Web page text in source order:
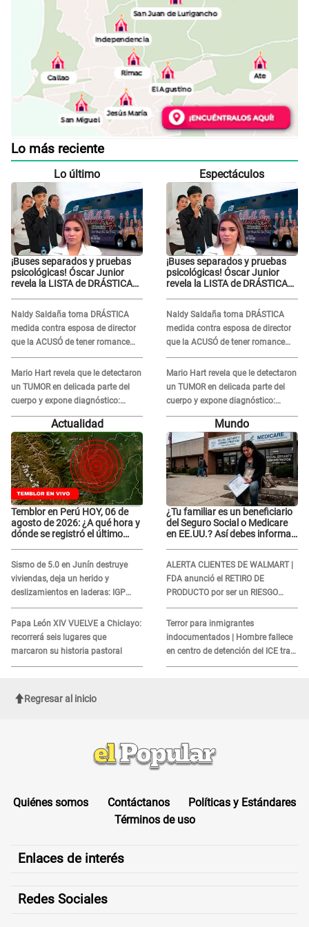
Lo más reciente
Lo último
¡Buses separados y pruebas
psicológicas! Óscar Junior
revela la LISTA de DRÁSTICAS
en 'La Bella Luz' tras caso
Naldy Saldaña
Naldy Saldaña toma DRÁSTICA
medida contra esposa de director
que la ACUSÓ de tener romance
con él: "Muy triste..."
Mario Hart revela que le detectaron
un TUMOR en delicada parte del
cuerpo y expone diagnóstico:
"Dolores muy fuertes..."
Espectáculos
¡Buses separados y pruebas
psicológicas! Óscar Junior
revela la LISTA de DRÁSTICAS
en 'La Bella Luz' tras caso
Naldy Saldaña
Naldy Saldaña toma DRÁSTICA
medida contra esposa de director
que la ACUSÓ de tener romance
con él: "Muy triste..."
Mario Hart revela que le detectaron
un TUMOR en delicada parte del
cuerpo y expone diagnóstico:
"Dolores muy fuertes..."
Actualidad
Temblor en Perú HOY, 06 de
agosto de 2026: ¿A qué hora y
dónde se registró el último
Sismo de 5.0 en Junín destruye
viviendas, deja un herido y
deslizamientos en laderas: IGP
alerta sobre posibles réplicas
Papa León XIV VUELVE a Chiclayo:
recorrerá seis lugares que
marcaron su historia pastoral
Mundo
¿Tu familiar es un beneficiario
del Seguro Social o Medicare
en EE.UU.? Así debes informar
ALERTA CLIENTES DE WALMART |
FDA anunció el RETIRO DE
PRODUCTO por ser un RIESGO
MORTAL para consumidores: ¿Cuál
es?
Terror para inmigrantes
indocumentados | Hombre fallece
en centro de detención del ICE tras
sufrir una "emergencia médica"
Regresar al inicio
Quiénes somos Contáctanos
Políticas y Estándares
Términos de uso
Enlaces de interés
Redes Sociales